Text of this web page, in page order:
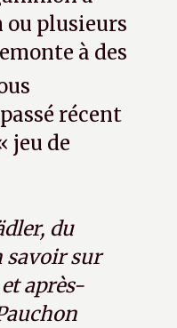
ou plusieurs
à des
récent
jeu de
du
savoir sur
après-